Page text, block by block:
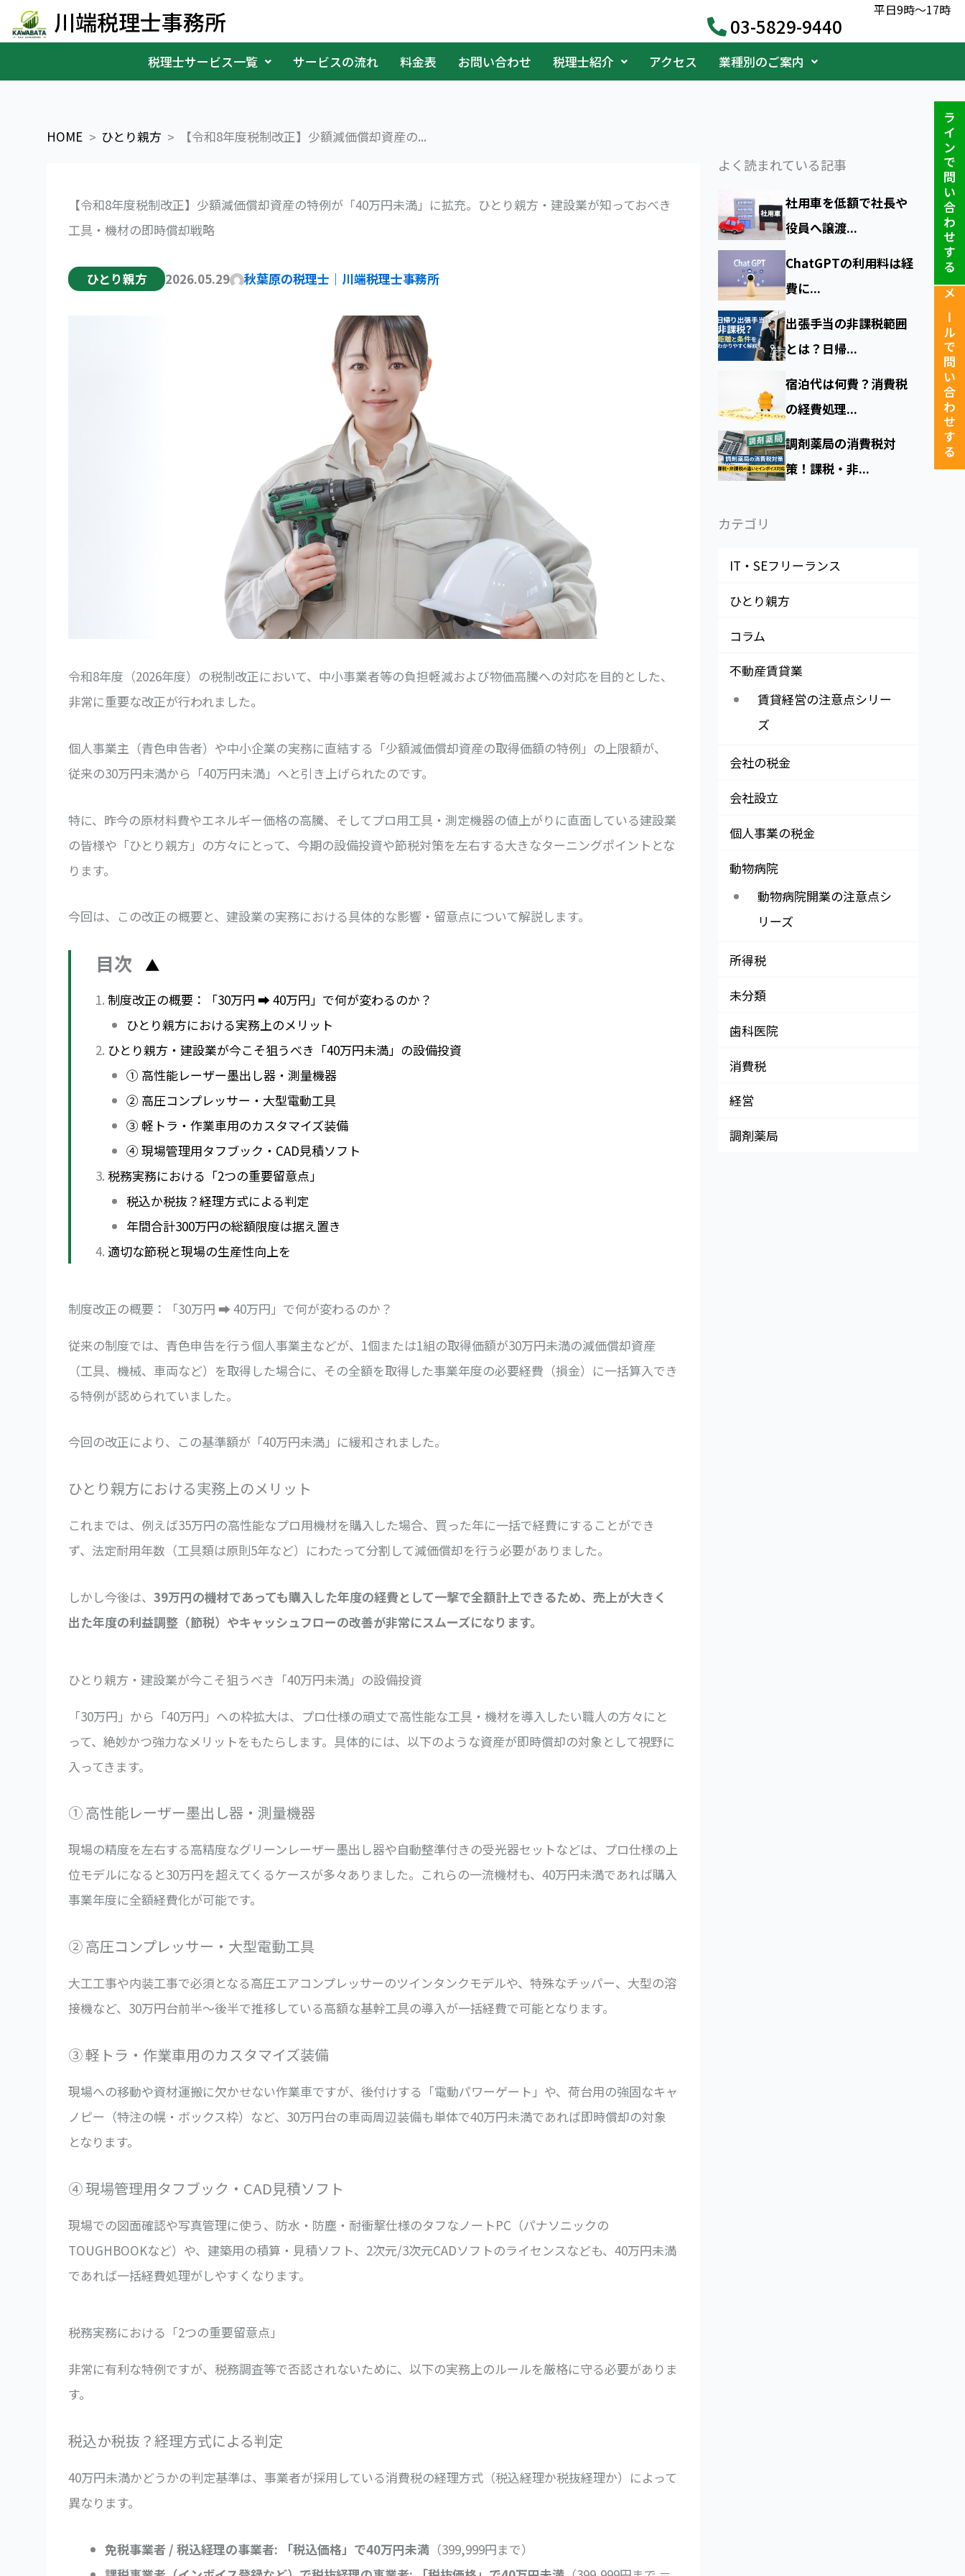
川端税理士事務所 平日9時〜17時
03-5829-9440
税理士サービス一覧 サービスの流れ 料金表 お問い合わせ 税理士紹介 アクセス 業種別のご案内
HOME ひとり親方 【令和8年度税制改正】少額減価償却資産の...
【令和8年度税制改正】少額減価償却資産の特例が「40万円未満」に拡充。ひとり親方・建設業が知っておべき
工具・機材の即時償却戦略
ひとり親方 2026.05.29 秋葉原の税理士｜川端税理士事務所
令和8年度（2026年度）の税制改正において、中小事業者等の負担軽減および物価高騰への対応を目的とした、
非常に重要な改正が行われました。
個人事業主（青色申告者）や中小企業の実務に直結する「少額減価償却資産の取得価額の特例」の上限額が、
従来の30万円未満から「40万円未満」へと引き上げられたのです。
特に、昨今の原材料費やエネルギー価格の高騰、そしてプロ用工具・測定機器の値上がりに直面している建設業
の皆様や「ひとり親方」の方々にとって、今期の設備投資や節税対策を左右する大きなターニングポイントとな
ります。
今回は、この改正の概要と、建設業の実務における具体的な影響・留意点について解説します。
目次 ▲
制度改正の概要：「30万円 ➡ 40万円」で何が変わるのか？
ひとり親方における実務上のメリット
ひとり親方・建設業が今こそ狙うべき「40万円未満」の設備投資
① 高性能レーザー墨出し器・測量機器
② 高圧コンプレッサー・大型電動工具
③ 軽トラ・作業車用のカスタマイズ装備
④ 現場管理用タフブック・CAD見積ソフト
税務実務における「2つの重要留意点」
税込か税抜？経理方式による判定
年間合計300万円の総額限度は据え置き
適切な節税と現場の生産性向上を
制度改正の概要：「30万円 ➡ 40万円」で何が変わるのか？
従来の制度では、青色申告を行う個人事業主などが、1個または1組の取得価額が30万円未満の減価償却資産
（工具、機械、車両など）を取得した場合に、その全額を取得した事業年度の必要経費（損金）に一括算入でき
る特例が認められていました。
今回の改正により、この基準額が「40万円未満」に緩和されました。
ひとり親方における実務上のメリット
これまでは、例えば35万円の高性能なプロ用機材を購入した場合、買った年に一括で経費にすることができ
ず、法定耐用年数（工具類は原則5年など）にわたって分割して減価償却を行う必要がありました。
しかし今後は、39万円の機材であっても購入した年度の経費として一撃で全額計上できるため、売上が大きく
出た年度の利益調整（節税）やキャッシュフローの改善が非常にスムーズになります。
ひとり親方・建設業が今こそ狙うべき「40万円未満」の設備投資
「30万円」から「40万円」への枠拡大は、プロ仕様の頑丈で高性能な工具・機材を導入したい職人の方々にと
って、絶妙かつ強力なメリットをもたらします。具体的には、以下のような資産が即時償却の対象として視野に
入ってきます。
① 高性能レーザー墨出し器・測量機器
現場の精度を左右する高精度なグリーンレーザー墨出し器や自動整準付きの受光器セットなどは、プロ仕様の上
位モデルになると30万円を超えてくるケースが多々ありました。これらの一流機材も、40万円未満であれば購入
事業年度に全額経費化が可能です。
② 高圧コンプレッサー・大型電動工具
大工工事や内装工事で必須となる高圧エアコンプレッサーのツインタンクモデルや、特殊なチッパー、大型の溶
接機など、30万円台前半〜後半で推移している高額な基幹工具の導入が一括経費で可能となります。
③ 軽トラ・作業車用のカスタマイズ装備
現場への移動や資材運搬に欠かせない作業車ですが、後付けする「電動パワーゲート」や、荷台用の強固なキャ
ノピー（特注の幌・ボックス枠）など、30万円台の車両周辺装備も単体で40万円未満であれば即時償却の対象
となります。
④ 現場管理用タフブック・CAD見積ソフト
現場での図面確認や写真管理に使う、防水・防塵・耐衝撃仕様のタフなノートPC（パナソニックの
TOUGHBOOKなど）や、建築用の積算・見積ソフト、2次元/3次元CADソフトのライセンスなども、40万円未満
であれば一括経費処理がしやすくなります。
税務実務における「2つの重要留意点」
非常に有利な特例ですが、税務調査等で否認されないために、以下の実務上のルールを厳格に守る必要がありま
す。
税込か税抜？経理方式による判定
40万円未満かどうかの判定基準は、事業者が採用している消費税の経理方式（税込経理か税抜経理か）によって
異なります。
免税事業者 / 税込経理の事業者: 「税込価格」で40万円未満 （399,999円まで）
よく読まれている記事
社用車を低額で社長や
役員へ譲渡...
ChatGPTの利用料は経
費に...
出張手当の非課税範囲
とは？日帰...
宿泊代は何費？消費税
の経費処理...
調剤薬局の消費税対
策！課税・非...
カテゴリ
IT・SEフリーランス
ひとり親方
コラム
不動産賃貸業
賃貸経営の注意点シリー
ズ
会社の税金
会社設立
個人事業の税金
動物病院
動物病院開業の注意点シ
リーズ
所得税
未分類
歯科医院
消費税
経営
調剤薬局
メールで問い合わせする
ラインで問い合わせする